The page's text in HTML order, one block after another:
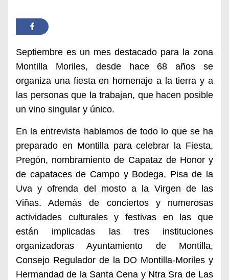
Septiembre es un mes destacado para la zona
Montilla Moriles, desde hace 68 años se
organiza una fiesta en homenaje a la tierra y a
las personas que la trabajan, que hacen posible
un vino singular y único.
En la entrevista hablamos de todo lo que se ha
preparado en Montilla para celebrar la Fiesta,
Pregón, nombramiento de Capataz de Honor y
de capataces de Campo y Bodega, Pisa de la
Uva y ofrenda del mosto a la Virgen de las
Viñas. Además de conciertos y numerosas
actividades culturales y festivas en las que
están implicadas las tres instituciones
organizadoras Ayuntamiento de Montilla,
Consejo Regulador de la DO Montilla-Moriles y
Hermandad de la Santa Cena y Ntra Sra de Las